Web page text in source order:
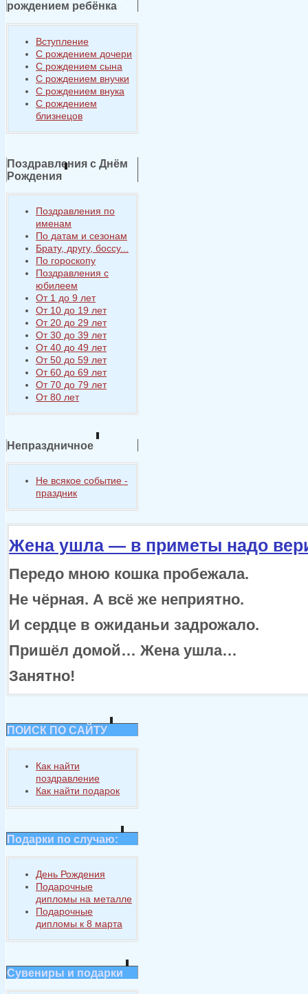
рождением ребёнка
Вступление
С рождением дочери
С рождением сына
С рождением внучки
С рождением внука
С рождением
близнецов
Поздравления с Днём
Рождения
Поздравления по
именам
По датам и сезонам
Брату, другу, боссу...
По гороскопу
Поздравления с
юбилеем
От 1 до 9 лет
От 10 до 19 лет
От 20 до 29 лет
От 30 до 39 лет
От 40 до 49 лет
От 50 до 59 лет
От 60 до 69 лет
От 70 до 79 лет
От 80 лет
Непраздничное
Не всякое событие -
праздник
Жена ушла — в приметы надо
Передо мною кошка пробежала.
Не чёрная. А всё же неприятно.
И сердце в ожиданьи задрожало.
Пришёл домой… Жена ушла…
Занятно!
ПОИСК ПО САЙТУ
Как найти
поздравление
Как найти подарок
Подарки по случаю:
День Рождения
Подарочные
дипломы на металле
Подарочные
дипломы к 8 марта
Сувениры и подарки